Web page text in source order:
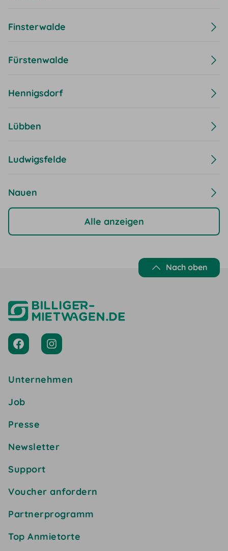
Finsterwalde
Fürstenwalde
Hennigsdorf
Lübben
Ludwigsfelde
Nauen
Alle anzeigen
Nach oben
Unternehmen
Job
Presse
Newsletter
Support
Voucher anfordern
Partnerprogramm
Top Anmietorte